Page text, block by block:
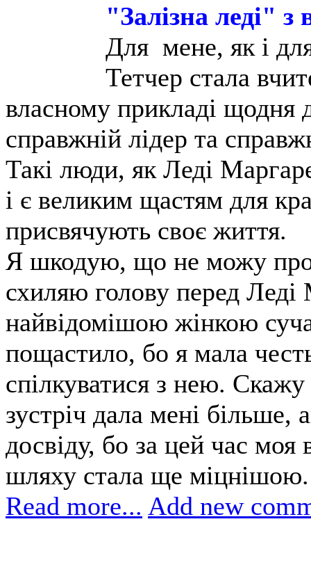
"Залізна леді"
Для мене, як і
Тетчер стала
власному прикладі щодня
справжній лідер та
Такі люди, як Леді
і є великим щастям для
присвячують своє життя.
Я шкодую, що не можу
схиляю голову перед
найвідомішою жінкою
пощастило, бо я мала
спілкуватися з нею.
зустріч дала мені більше,
досвіду, бо за цей час моя
шляху стала ще міцнішою.
Read more... Add new